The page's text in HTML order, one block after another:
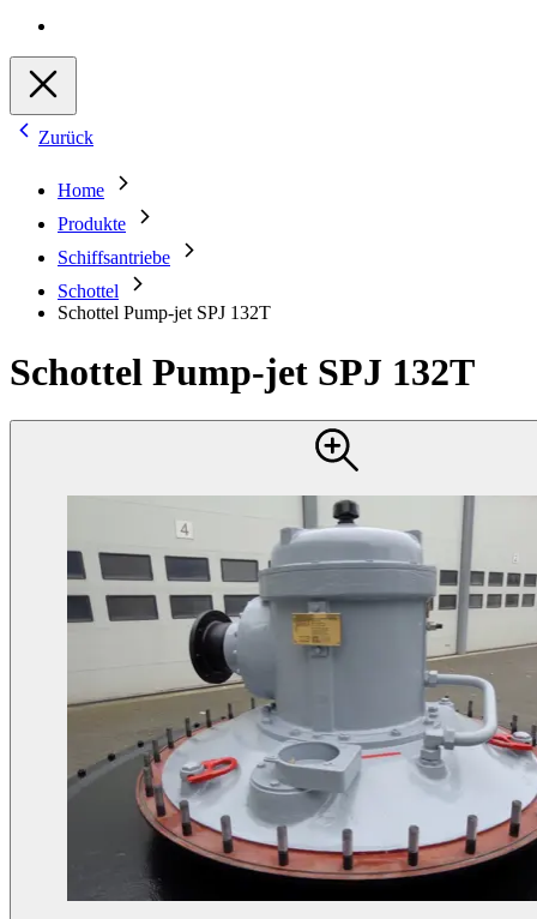
Zurück
Home
Produkte
Schiffsantriebe
Schottel
Schottel Pump-jet SPJ 132T
Schottel Pump-jet SPJ 132T